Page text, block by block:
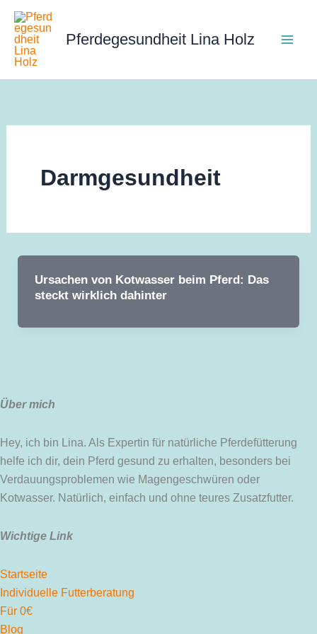
Inhalt
springen
Pferdegesundheit Lina Holz
Darmgesundheit
Ursachen von Kotwasser beim Pferd: Das
steckt wirklich dahinter
Über mich
Hey, ich bin Lina. Als Expertin für natürliche Pferdefütterung
helfe ich dir, dein Pferd gesund zu erhalten, besonders bei
Verdauungsproblemen wie Magengeschwüren oder
Kotwasser. Natürlich, einfach und ohne teures Zusatzfutter.
Wichtige Link
Startseite
Individuelle Futterberatung
Für 0€
Blog